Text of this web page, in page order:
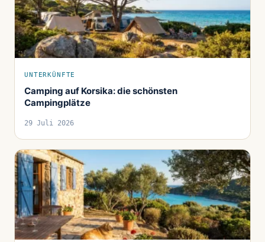
UNTERKÜNFTE
Camping auf Korsika: die schönsten
Campingplätze
29 Juli 2026